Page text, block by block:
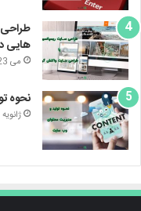
طراحی
هایی
می 23, 2018
نحوه
ژانویه 23, 2018